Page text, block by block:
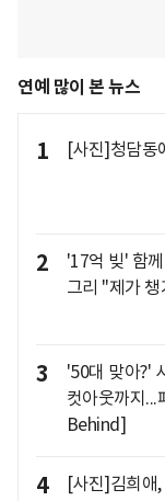
연예 많이 본 뉴스
1 [사진]청담동
2
'17억 빚' 함
그리 "제가
3
'50대 맞아?'
컷아웃까지...
Behind]
4 [사진]김희애